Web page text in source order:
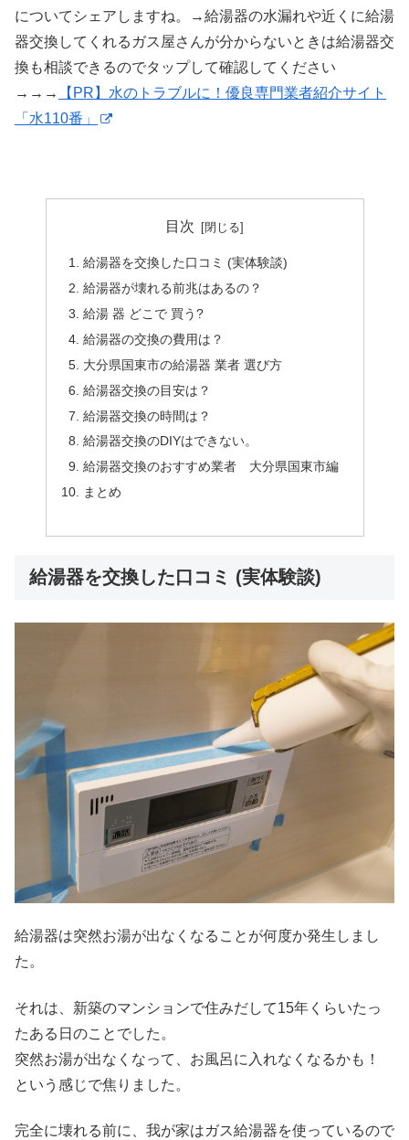
についてシェアしますね。→給湯器の水漏れや近くに給湯
器交換してくれるガス屋さんが分からないときは給湯器交
換も相談できるのでタップして確認してください
→→→
【PR】水のトラブルに！優良専門業者紹介サイト
「水110番」
目次
給湯器を交換した口コミ (実体験談)
給湯器が壊れる前兆はあるの？
給湯 器 どこで 買う?
給湯器の交換の費用は？
大分県国東市の給湯器 業者 選び方
給湯器交換の目安は？
給湯器交換の時間は？
給湯器交換のDIYはできない。
給湯器交換のおすすめ業者 大分県国東市編
まとめ
給湯器を交換した口コミ (実体験談)
給湯器は突然お湯が出なくなることが何度か発生しまし
た。
それは、新築のマンションで住みだして15年くらいたっ
たある日のことでした。
突然お湯が出なくなって、お風呂に入れなくなるかも！
という感じで焦りました。
完全に壊れる前に、我が家はガス給湯器を使っているので